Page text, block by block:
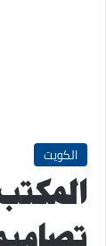
الكويت